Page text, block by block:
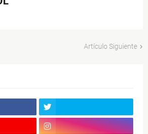
Artículo Siguiente